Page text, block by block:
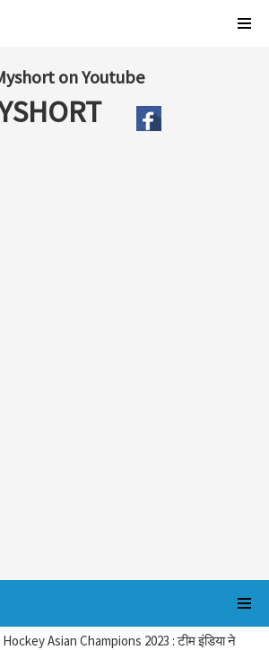
on Youtube
Hockey Asian Champions 2023 : टीम इंडिया ने